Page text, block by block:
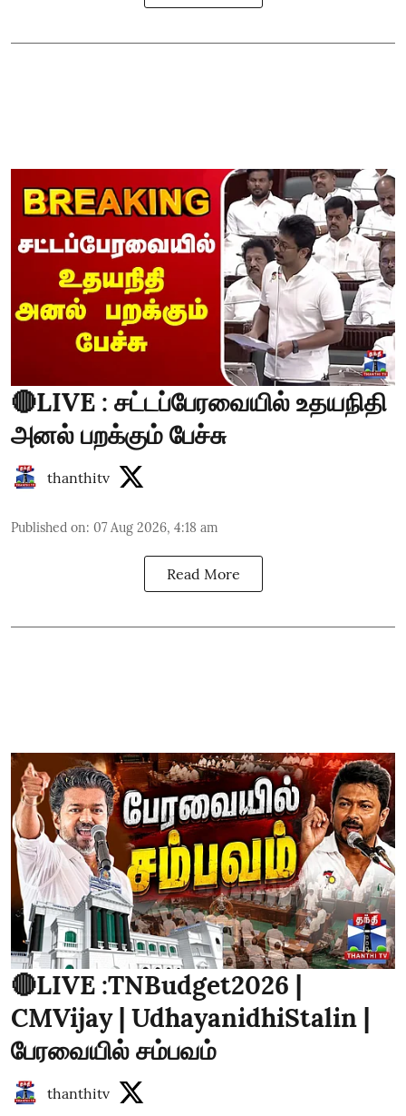
🔴LIVE : சட்டப்பேரவையில் உதயநிதி
அனல் பறக்கும் பேச்சு
thanthitv
Published on: 07 Aug 2026, 4:18 am
Read More
🔴LIVE :TNBudget2026 |
CMVijay | UdhayanidhiStalin |
பேரவையில் சம்பவம்
thanthitv